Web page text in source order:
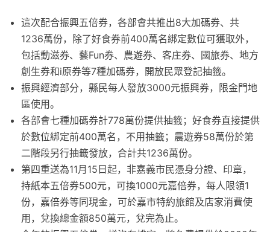
這次配合振興五倍券，各部會共推出8大加碼券、共
1236萬份，除了好食券前400萬名綁定數位可獲取外，
包括動滋券、藝Fun券、農遊券、客庄券、國旅券、地方
創生券和i原券等7種加碼券，開放民眾登記抽籤。
振興經濟部分，縣民每人發放3000元振興券，限金門地
區使用。
各部會七種加碼券計778萬份提供抽籤；好食券直接提供
於數位綁定前400萬名，不用抽籤；農遊券58萬份於第
二階段另行抽籤發放，合計共1236萬份。
第四重送為11月15日起，非嘉義市民憑身分證、印章，
持紙本五倍券500元，可換1000元嘉倍券，每人限領1
份，嘉倍券等同現金，可於嘉市特約旅館及店家消費使
用，兌換總金額850萬元，兌完為止。